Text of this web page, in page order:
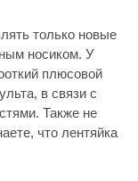
только новые
носиком. У
плюсовой
в связи с
Также не
что лентяйка